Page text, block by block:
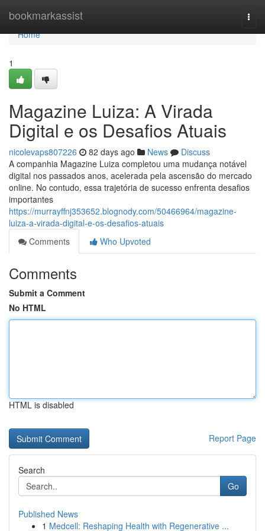
bookmarkassist
Home
Home
1
Magazine Luiza: A Virada
Digital e os Desafios Atuais
nicolevaps807226 82 days ago News
Discuss
A companhia Magazine Luiza completou uma mudança notável
digital nos passados anos, acelerada pela ascensão do mercado
online. No contudo, essa trajetória de sucesso enfrenta desafios
importantes
https://murrayffnj353652.blognody.com/50466964/magazine-
luiza-a-virada-digital-e-os-desafios-atuais
Comments
Who Upvoted
Comments
Submit a Comment
No HTML
HTML is disabled
Report Page
Search
Go
Published News
1 Medcell: Reshaping Health with Regenerative ...